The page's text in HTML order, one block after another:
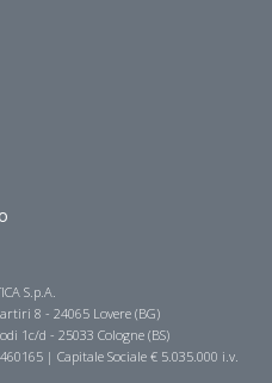
S.p.A.
8 - 24065 Lovere (BG)
1c/d - 25033 Cologne (BS)
| Capitale Sociale € 5.035.000 i.v.